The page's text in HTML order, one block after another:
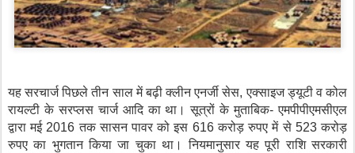
यह सरचार्ज पिछले तीन साल में बढ़ी क्लीन एनर्जी सेस, एक्साइज ड्यूटी व कोल
रायल्टी के सरप्लस चार्ज आदि का था। सूत्रों के मुताबिक- एमपीपीएमसीएल
द्वारा मई 2016 तक सासन पावर को इस 616 करोड़ रुपए में से 523 करोड़
रुपए का भुगतान किया जा चुका था। नियमानुसार यह पूरी राशि सरकारी